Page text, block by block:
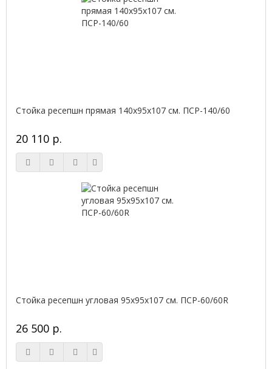
Стойка ресепшн прямая 140х95х107 см. ПСР-140/60
20 110 р.
Стойка ресепшн угловая 95х95х107 см. ПСР-60/60R
26 500 р.